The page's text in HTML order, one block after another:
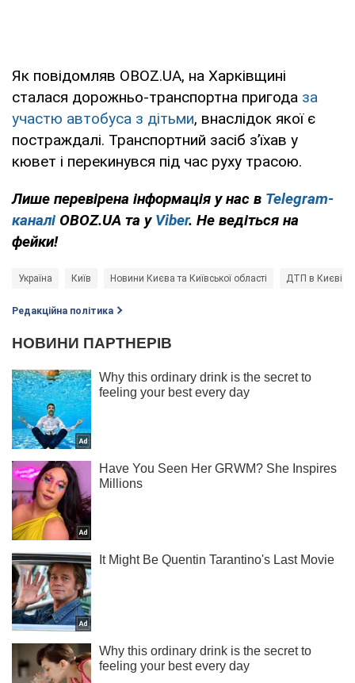
Як повідомляв OBOZ.UA, на Харківщині
сталася дорожньо-транспортна пригода за
участю автобуса з дітьми, внаслідок якої є
постраждалі. Транспортний засіб з’їхав у
кювет і перекинувся під час руху трасою.
Лише перевірена інформація у нас в Telegram-
каналі OBOZ.UA та у Viber. Не ведіться на
фейки!
Україна Київ Новини Києва та Київської області ДТП в Києві
Редакційна політика